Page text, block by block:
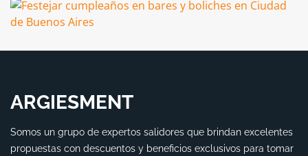
ARGIESMENT
Somos un grupo de expertos salidores que brindan excelentes
propuestas con descuentos y beneficios exclusivos para tomar